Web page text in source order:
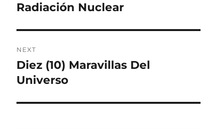
post:
Radiación Nuclear
NEXT
Next
post:
Diez (10) Maravillas Del
Universo